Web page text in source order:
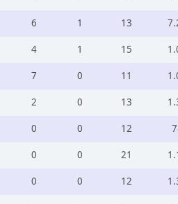
6 1 13
4 1 15
7 0 11
2 0 13
0 0 12
0 0 21
0 0 12